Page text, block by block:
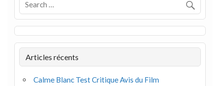
Articles récents
Calme Blanc Test Critique Avis du Film